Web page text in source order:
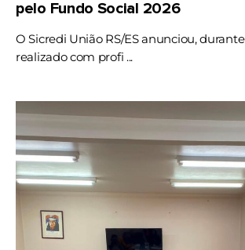
pelo Fundo Social 2026
O Sicredi União RS/ES anunciou,
realizado com profi ...